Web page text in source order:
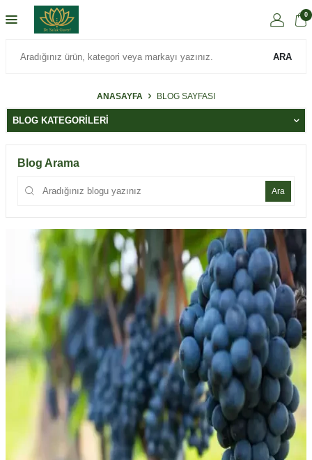
ARA
0
ANASAYFA BLOG SAYFASI
BLOG KATEGORILERI
Blog Arama
Ara